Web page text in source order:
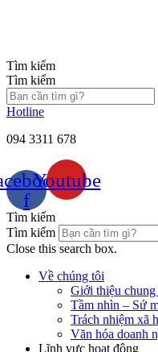
Tìm kiếm
Tìm kiếm
Hotline
094 3311 678
f
Youtube
Tìm kiếm
Tìm kiếm
Close this search box.
Về chúng tôi
Giới thiệu
Tầm nhìn – Sứ
Trách nhiệm xã
Văn hóa doanh
Lĩnh vực hoạt động